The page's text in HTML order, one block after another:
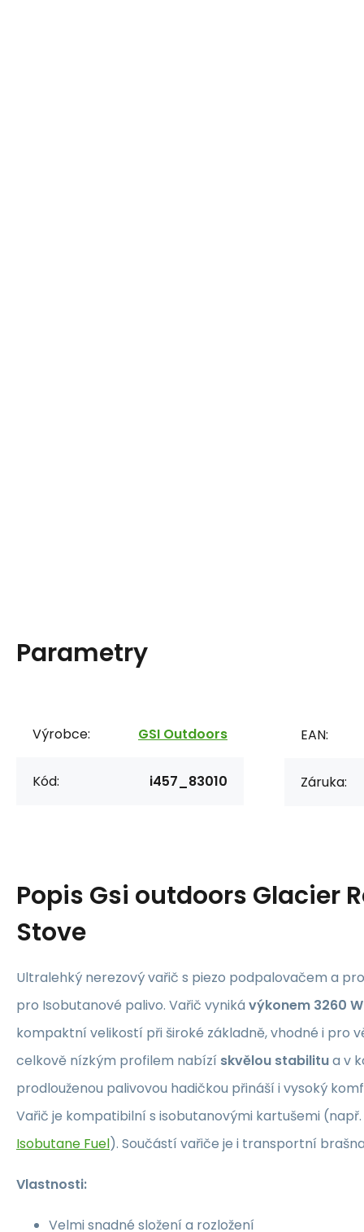
Parametry
Výrobce: GSI Outdoors
Kód: i457_83010
EAN:
Záruka:
Popis Gsi outdoors Glacier
Stove
Ultralehký nerezový vařič s piezo podpalovačem a
pro Isobutanové palivo. Vařič vyniká výkonem 3260
kompaktní velikostí při široké základně, vhodné i pro
celkově nízkým profilem nabízí skvělou stabilitua v
prodlouženou palivovou hadičkou přináší i vysoký
Vařič je kompatibilní s isobutanovými kartušemi (např.
Isobutane Fuel). Součástí vařiče je i transportní
Vlastnosti:
Velmi snadné složení a rozložení